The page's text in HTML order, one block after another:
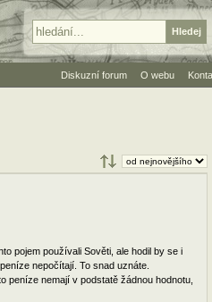
pojem používali Sověti, ale hodil by se i
nepočítají. To snad uznáte.
peníze nemají v podstatě žádnou hodnotu,
Diskuzní forum O webu